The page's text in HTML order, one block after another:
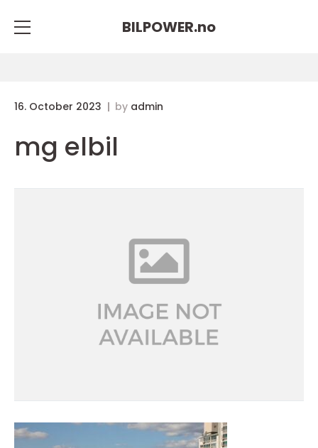
BILPOWER.no
16. October 2023 by admin
mg elbil